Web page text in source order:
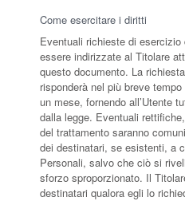
Come esercitare i diritti
Eventuali richieste di
essere indirizzate al Titolare
questo documento. La
risponderà nel più breve
un mese, fornendo all’Utente
dalla legge. Eventuali
del trattamento saranno
dei destinatari, se esistenti, a
Personali, salvo che ciò si
sforzo sproporzionato. Il
destinatari qualora egli lo